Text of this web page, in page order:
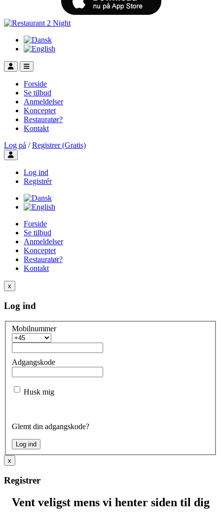
Forside
Se tilbud
Anmeldelser
Konceptet
Restauratør?
Kontakt
Log på / Registrer (Gratis)
Toggle user menu
Log ind
Registrér
Forside
Se tilbud
Anmeldelser
Konceptet
Restauratør?
Kontakt
x
Log ind
Mobilnummer
Adgangskode
Husk mig
Glemt din adgangskode?
x
Registrer
Vent veligst mens vi henter siden til dig